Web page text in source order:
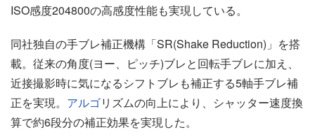
ISO感度204800の高感度性能も実現している。
同社独自の手ブレ補正機構「SR(Shake Reduction)」を搭
載。従来の角度(ヨー、ピッチ)ブレと回転手ブレに加え、
近接撮影時に気になるシフトブレも補正する5軸手ブレ補
正を実現。 アルゴリズムの向上により、シャッター速度換
算で約6段分の補正効果を実現した。